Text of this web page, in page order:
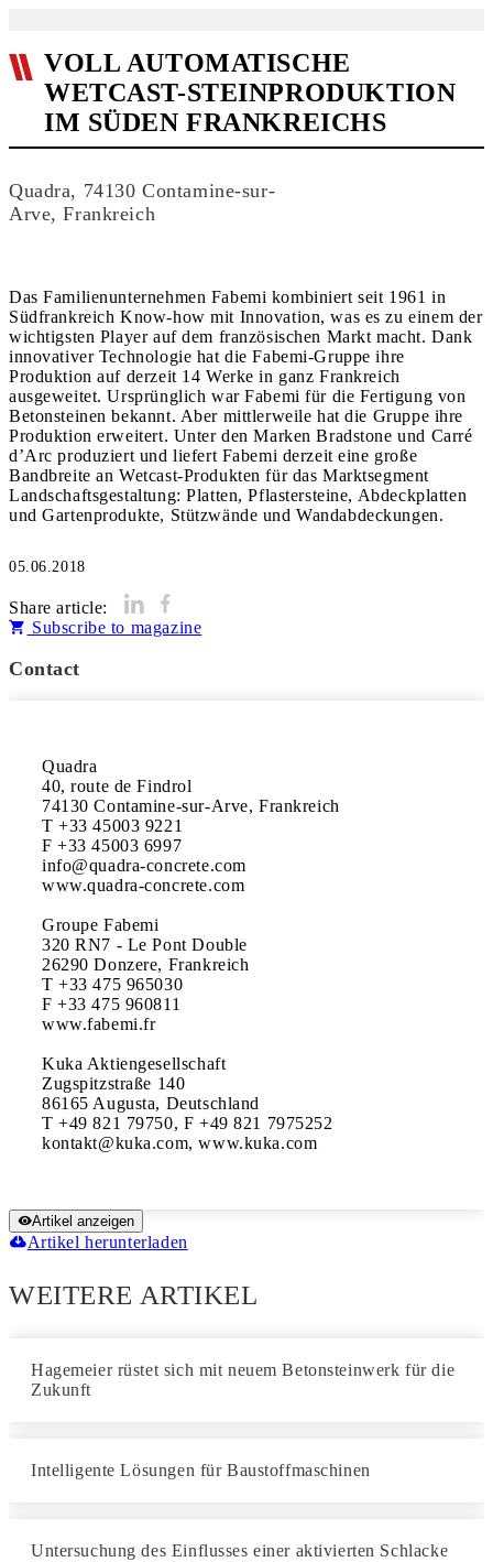
VOLL AUTOMATISCHE
WETCAST-STEINPRODUKTION
IM SÜDEN FRANKREICHS
Quadra, 74130 Contamine-sur-
Arve, Frankreich
Das Familienunternehmen Fabemi kombiniert seit 1961 in
Südfrankreich Know-how mit Innovation, was es zu einem der
wichtigsten Player auf dem französischen Markt macht. Dank
innovativer Technologie hat die Fabemi-Gruppe ihre
Produktion auf derzeit 14 Werke in ganz Frankreich
ausgeweitet. Ursprünglich war Fabemi für die Fertigung von
Betonsteinen bekannt. Aber mittlerweile hat die Gruppe ihre
Produktion erweitert. Unter den Marken Bradstone und Carré
d’Arc produziert und liefert Fabemi derzeit eine große
Bandbreite an Wetcast-Produkten für das Marktsegment
Landschaftsgestaltung: Platten, Pflastersteine, Abdeckplatten
und Gartenprodukte, Stützwände und Wandabdeckungen.
05.06.2018
Share article:
Subscribe to magazine
Contact
Quadra
40, route de Findrol
74130 Contamine-sur-Arve, Frankreich
T +33 45003 9221
F +33 45003 6997
info@quadra-concrete.com
www.quadra-concrete.com
Groupe Fabemi
320 RN7 - Le Pont Double
26290 Donzere, Frankreich
T +33 475 965030
F +33 475 960811
www.fabemi.fr
Kuka Aktiengesellschaft
Zugspitzstraße 140
86165 Augusta, Deutschland
T +49 821 79750, F +49 821 7975252
kontakt@kuka.com, www.kuka.com
Artikel anzeigen
Artikel herunterladen
WEITERE ARTIKEL
Hagemeier rüstet sich mit neuem Betonsteinwerk für die
Zukunft
Intelligente Lösungen für Baustoffmaschinen
Untersuchung des Einflusses einer aktivierten Schlacke